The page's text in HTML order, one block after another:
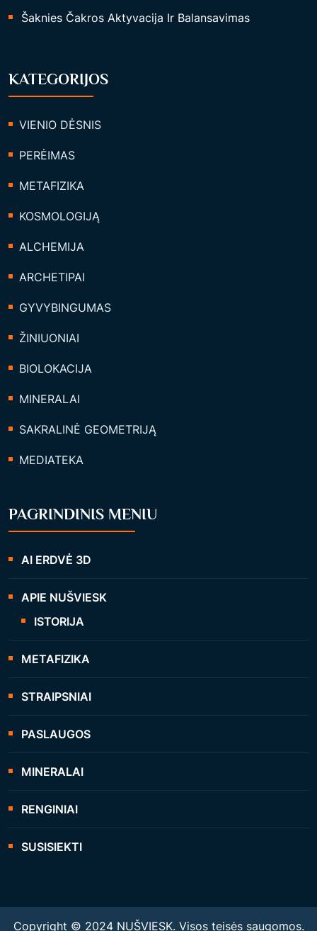
Šaknies Čakros Aktyvacija Ir Balansavimas
KATEGORIJOS
VIENIO DĖSNIS
PERĖIMAS
METAFIZIKA
KOSMOLOGIJĄ
ALCHEMIJA
ARCHETIPAI
GYVYBINGUMAS
ŽINIUONIAI
BIOLOKACIJA
MINERALAI
SAKRALINĖ GEOMETRIJĄ
MEDIATEKA
PAGRINDINIS MENIU
AI ERDVĖ 3D
APIE NUŠVIESK
ISTORIJA
METAFIZIKA
STRAIPSNIAI
PASLAUGOS
MINERALAI
RENGINIAI
SUSISIEKTI
Copyright © 2024 NUŠVIESK. Visos teisės saugomos.